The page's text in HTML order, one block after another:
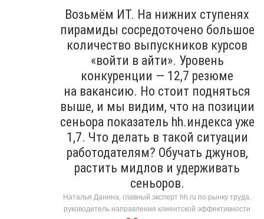
Возьмём ИТ. На нижних ступенях
пирамиды сосредоточено большое
количество выпускников курсов
«войти в айти». Уровень
конкуренции — 12,7 резюме
на вакансию. Но стоит подняться
выше, и мы видим, что на позиции
сеньора показатель hh.индекса уже
1,7. Что делать в такой ситуации
работодателям? Обучать джунов,
растить мидлов и удерживать
сеньоров.
Наталья Данина, главный эксперт hh.ru по рынку труда,
руководитель направления клиентской эффективности